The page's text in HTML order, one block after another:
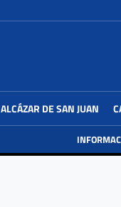
ALCÁZAR DE SAN JUAN